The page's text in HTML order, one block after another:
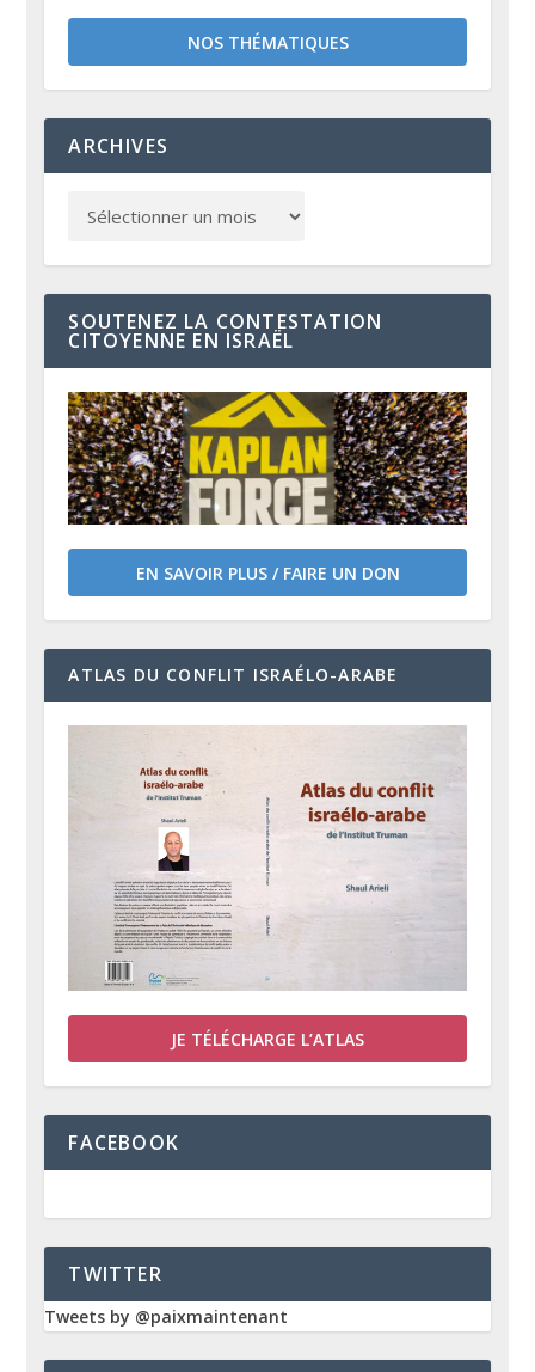
NOS THÉMATIQUES
ARCHIVES
SOUTENEZ LA CONTESTATION
CITOYENNE EN ISRAËL
EN SAVOIR PLUS / FAIRE UN DON
ATLAS DU CONFLIT ISRAÉLO-ARABE
JE TÉLÉCHARGE L’ATLAS
FACEBOOK
TWITTER
Tweets by @paixmaintenant